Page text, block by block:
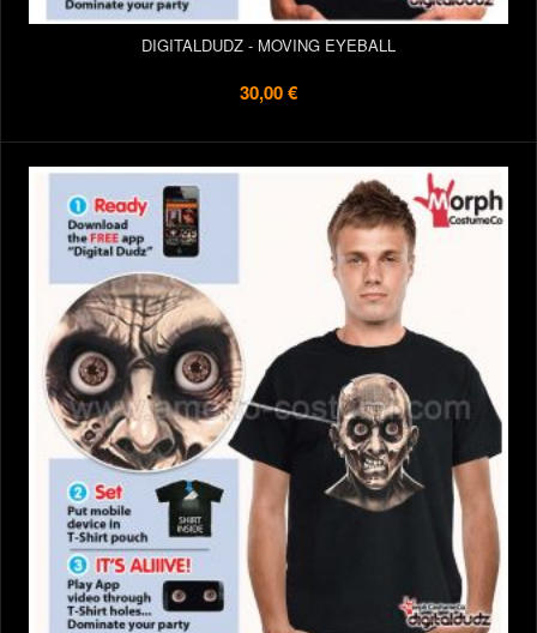
DIGITALDUDZ - MOVING EYEBALL
30,00 €